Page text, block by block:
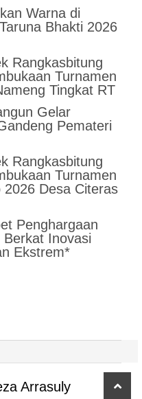
Warna di
Bhakti 2026
Rangkasbitung
Turnamen
Tingkat RT
Gelar
Pemateri
Rangkasbitung
Turnamen
Desa Citeras
Penghargaan
Inovasi
Ekstrem*
Arrasuly